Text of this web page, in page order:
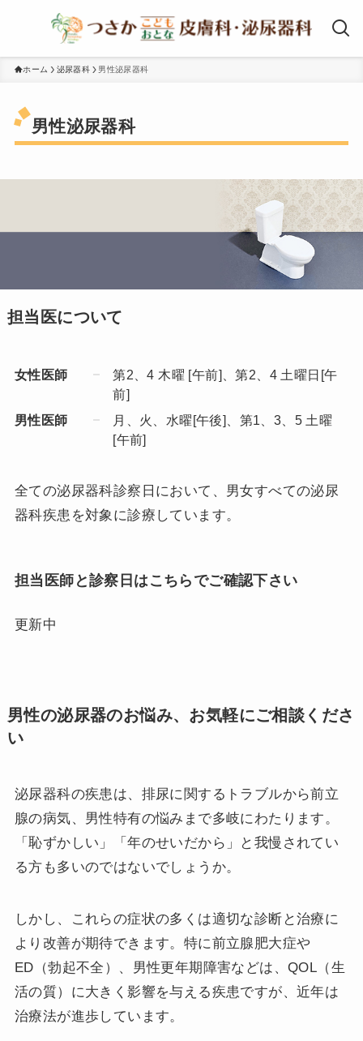
ホーム 泌尿器科 男性泌尿器科
男性泌尿器科
担当医について
女性医師
第2、4 木曜 [午前]、第2、4 土曜日[午
前]
男性医師
月、火、水曜[午後]、第1、3、5 土曜
[午前]
全ての泌尿器科診察日において、男女すべての泌尿
器科疾患を対象に診療しています。
担当医師と診察日はこちらでご確認下さい
更新中
男性の泌尿器のお悩み、お気軽にご相談くださ
い
泌尿器科の疾患は、排尿に関するトラブルから前立
腺の病気、男性特有の悩みまで多岐にわたります。
「恥ずかしい」「年のせいだから」と我慢されてい
る方も多いのではないでしょうか。
しかし、これらの症状の多くは適切な診断と治療に
より改善が期待できます。特に前立腺肥大症や
ED（勃起不全）、男性更年期障害などは、QOL（生
活の質）に大きく影響を与える疾患ですが、近年は
治療法が進歩しています。